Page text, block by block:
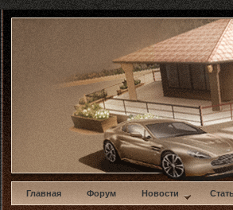
w
Главная Форум Новости